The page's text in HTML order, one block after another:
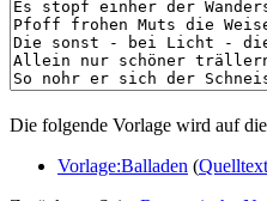
Die folgende Vorlage wird auf
Vorlage:Balladen (